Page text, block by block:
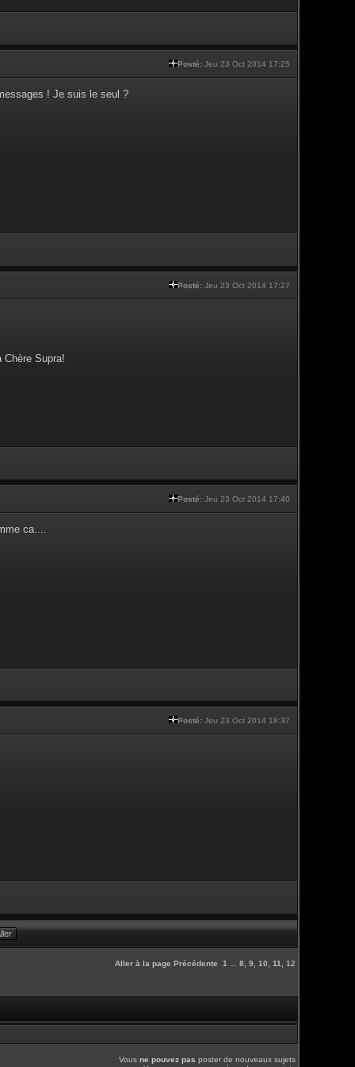
Posté: Jeu 23 Oct 2014 17:25
! Je suis le seul ?
Posté: Jeu 23 Oct 2014 17:27
Chère Supra!
Posté: Jeu 23 Oct 2014 17:40
ca....
Posté: Jeu 23 Oct 2014 18:37
Aller à la page Précédente 1 8 9 10 11 12
Vous ne pouvez pas poster de nouveaux sujets